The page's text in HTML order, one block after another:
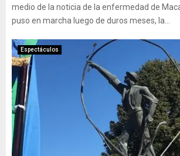
medio de la noticia de la enfermedad de
puso en marcha luego de duros meses, la...
Espectáculos